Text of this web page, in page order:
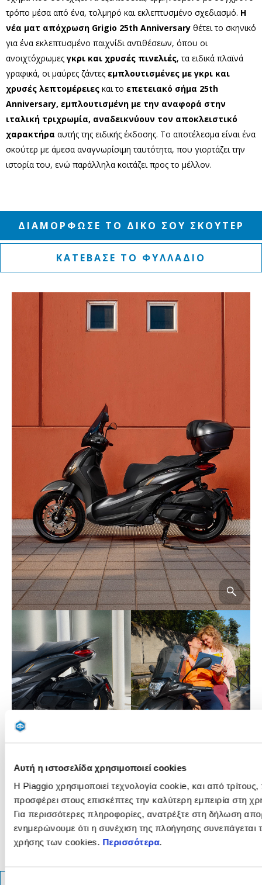
Αυτή η ιστοσελίδα χρησιμοποιεί cookies
Η Piaggio χρησιμοποιεί τεχνολογία cookie, και από
προσφέρει στους επισκέπτες την καλύτερη εμπειρία στη
Για περισσότερες πληροφορίες, ανατρέξτε στη δήλωση
ενημερώνουμε ότι η συνέχιση της πλοήγησης συνεπάγεται
χρήσης των cookies. Περισσότερα.
τρόπο μέσα από ένα, τολμηρό και εκλεπτυσμένο σχεδιασμό. H
νέα ματ απόχρωση Grigio 25th Anniversary θέτει το σκηνικό
για ένα εκλεπτυσμένο παιχνίδι αντιθέσεων, όπου οι
ανοιχτόχρωμες γκρι και χρυσές πινελιές, τα ειδικά πλαϊνά
γραφικά, οι μαύρες ζάντες εμπλουτισμένες με γκρι και
χρυσές λεπτομέρειες και το επετειακό σήμα 25th
Anniversary, εμπλουτισμένη με την αναφορά στην
ιταλική τριχρωμία, αναδεικνύουν τον αποκλειστικό
χαρακτήρα αυτής της ειδικής έκδοσης. Το αποτέλεσμα είναι ένα
σκούτερ με άμεσα αναγνωρίσιμη ταυτότητα, που γιορτάζει την
ιστορία του, ενώ παράλληλα κοιτάζει προς το μέλλον.
ΔΙΑΜΟΡΦΩΣΕ ΤΟ ΔΙΚΟ ΣΟΥ ΣΚΟΥΤΕΡ
ΚΑΤΕΒΑΣΕ ΤΟ ΦΥΛΛΑΔΙΟ
Ανακάλυψε τι το κάνει
μοναδικό
Περισσότερες
Περισσότερες
Διάλεξε χρώμα